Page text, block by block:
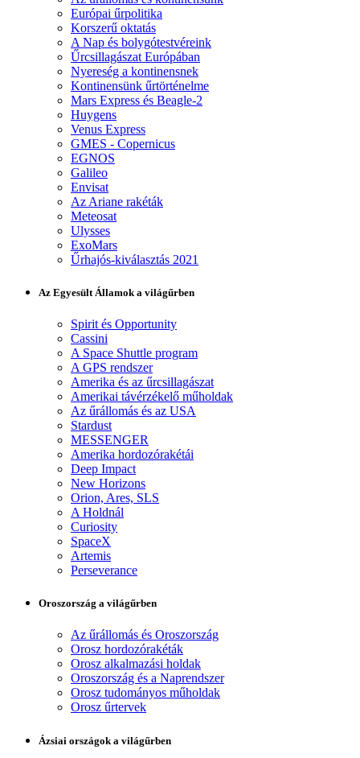
Európai űrpolitika
Korszerű oktatás
A Nap és bolygótestvéreink
Űrcsillagászat Európában
Nyereség a kontinensnek
Kontinensünk űrtörténelme
Mars Express és Beagle-2
Huygens
Venus Express
GMES - Copernicus
EGNOS
Galileo
Envisat
Az Ariane rakéták
Meteosat
Ulysses
ExoMars
Űrhajós-kiválasztás 2021
Az Egyesült Államok a világűrben
Spirit és Opportunity
Cassini
A Space Shuttle program
A GPS rendszer
Amerika és az űrcsillagászat
Amerikai távérzékelő műholdak
Az űrállomás és az USA
Stardust
MESSENGER
Amerika hordozórakétái
Deep Impact
New Horizons
Orion, Ares, SLS
A Holdnál
Curiosity
SpaceX
Artemis
Perseverance
Oroszország a világűrben
Az űrállomás és Oroszország
Orosz hordozórakéták
Orosz alkalmazási holdak
Oroszország és a Naprendszer
Orosz tudományos műholdak
Orosz űrtervek
Ázsiai országok a világűrben